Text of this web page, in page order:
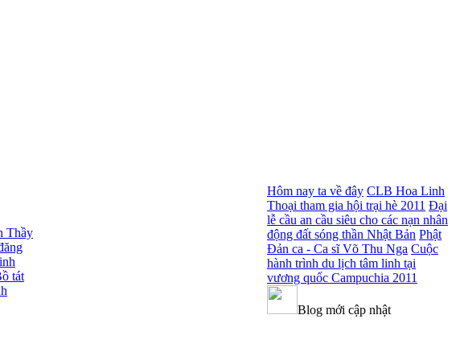
Thầy
tát
Hôm nay ta về đây CLB Hoa Linh
Thoại tham gia hội trại hè 2011 Đại
lễ cầu an cầu siêu cho các nạn nhân
động đất sóng thần Nhật Bản Phật
Đản ca - Ca sĩ Võ Thu Nga Cuộc
hành trình du lịch tâm linh tại
vương quốc Campuchia 2011
Blog mới cập nhật